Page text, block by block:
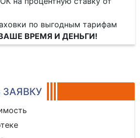
по выгодным тарифам
ВРЕМЯ И ДЕНЬГИ!